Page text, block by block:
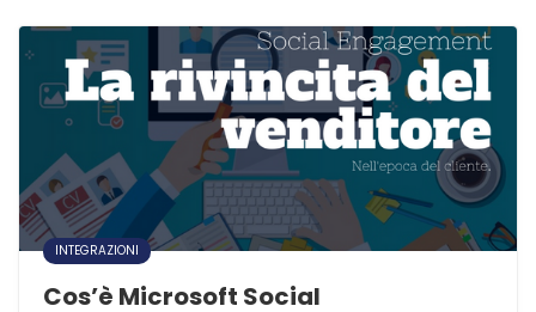
INTEGRAZIONI
Cos’è Microsoft Social